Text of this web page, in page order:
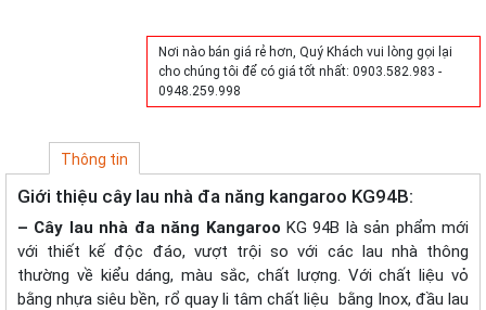
Nơi nào bán giá rẻ hơn, Quý Khách vui lòng gọi lại
cho chúng tôi để có giá tốt nhất: 0903.582.983 -
0948.259.998
Thông tin
Giới thiệu cây lau nhà đa năng kangaroo KG94B:
– Cây lau nhà đa năng Kangaroo KG 94B là sản phẩm mới
với thiết kế độc đáo, vượt trội so với các lau nhà thông
thường về kiểu dáng, màu sắc, chất lượng. Với chất liệu vỏ
bằng nhựa siêu bền, rổ quay li tâm chất liệu bằng Inox, đầu lau